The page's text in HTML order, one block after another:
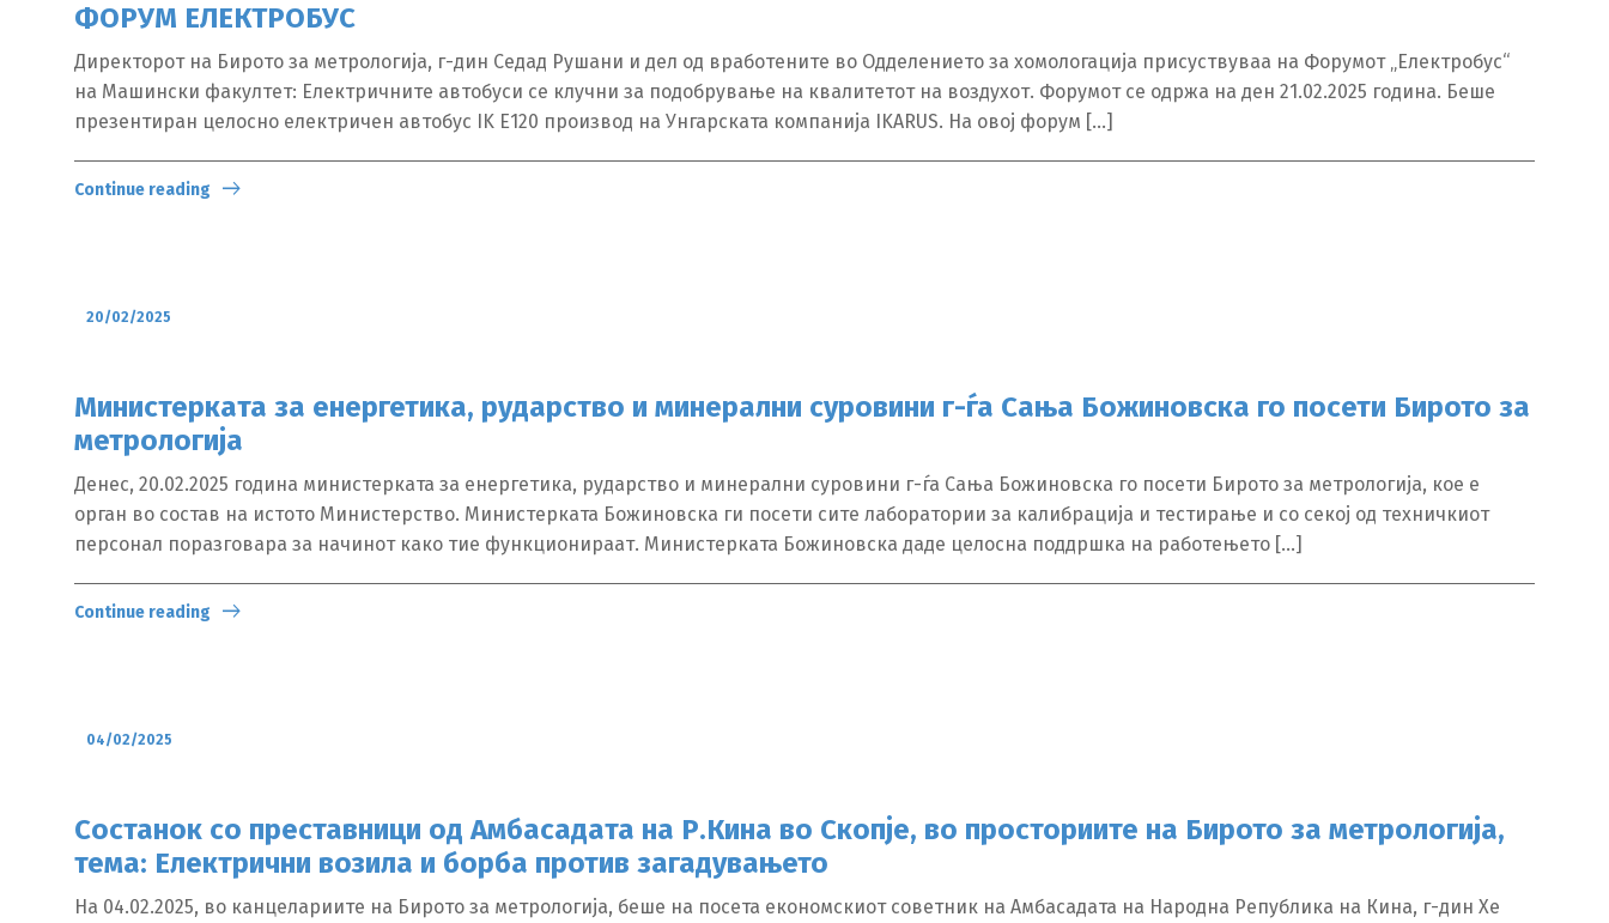
ФОРУМ ЕЛЕКТРОБУС
Директорот на Бирото за метрологија, г-дин Седад Рушани и дел од вработените во Одделението за хомологација присуствуваа на Форумот „Електробус“
на Машински факултет: Електричните автобуси се клучни за подобрување на квалитетот на воздухот. Форумот се одржа на ден 21.02.2025 година. Беше
презентиран целосно електричен автобус IK E120 производ на Унгарската компанија IKARUS. На овој форум […]
Continue reading
20/02/2025
Mинистерката за енергетика, рударство и минерални суровини г-ѓа Сања Божиновска го посети Бирото за
метрологија
Денес, 20.02.2025 година министерката за енергетика, рударство и минерални суровини г-ѓа Сања Божиновска го посети Бирото за метрологија, кое е
орган во состав на истото Министерство. Министерката Божиновска ги посети сите лаборатории за калибрација и тестирање и со секој од техничкиот
персонал поразговара за начинот како тие функционираат. Министерката Божиновска даде целосна поддршка на работењето […]
Continue reading
04/02/2025
Состанок со преставници од Амбасадата на Р.Кина во Скопје, во просториите на Бирото за метрологија,
тема: Електрични возила и борба против загадувањето
На 04.02.2025, во канцелариите на Бирото за метрологија, беше на посета економскиот советник на Амбасадата на Народна Република на Кина, г-дин Хе
македонски Albanian English